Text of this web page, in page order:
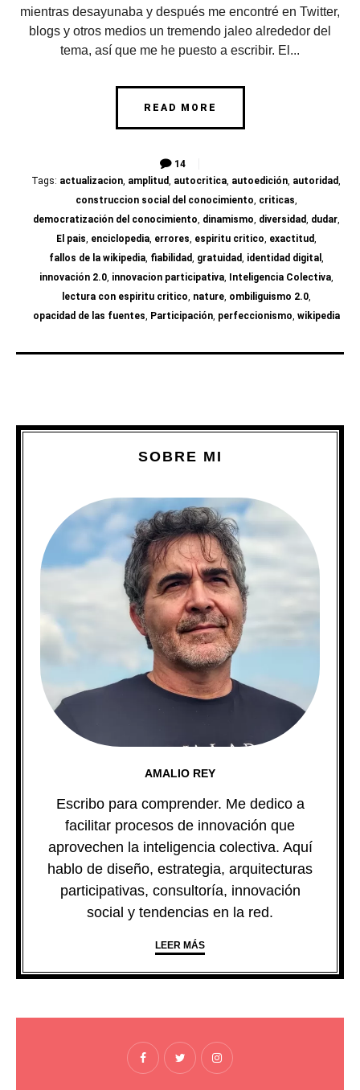
mientras desayunaba y después me encontré en Twitter,
blogs y otros medios un tremendo jaleo alrededor del
tema, así que me he puesto a escribir. El...
READ MORE
14
Tags: actualizacion amplitud autocritica autoedición autoridad
construccion social del conocimiento criticas
democratización del conocimiento dinamismo diversidad dudar,
El pais enciclopedia, errores espiritu critico exactitud
fallos de la wikipedia, fiabilidad gratuidad identidad digital
innovación 2.0, innovacion participativa, Inteligencia Colectiva,
lectura con espiritu critico nature, ombiliguismo 2.0,
opacidad de las fuentes Participación, perfeccionismo wikipedia
SOBRE MI
AMALIO REY
Escribo para comprender. Me dedico a
facilitar procesos de innovación que
aprovechen la inteligencia colectiva. Aquí
hablo de diseño, estrategia, arquitecturas
participativas, consultoría, innovación
social y tendencias en la red.
LEER MÁS